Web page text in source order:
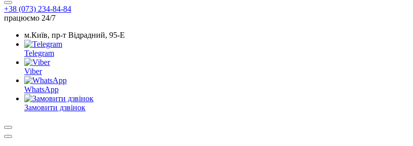
+38 (073) 234-84-84
працюємо 24/7
м.Київ, пр-т Відрадний, 95-Е
Telegram
Viber
WhatsApp
Замовити дзвінок